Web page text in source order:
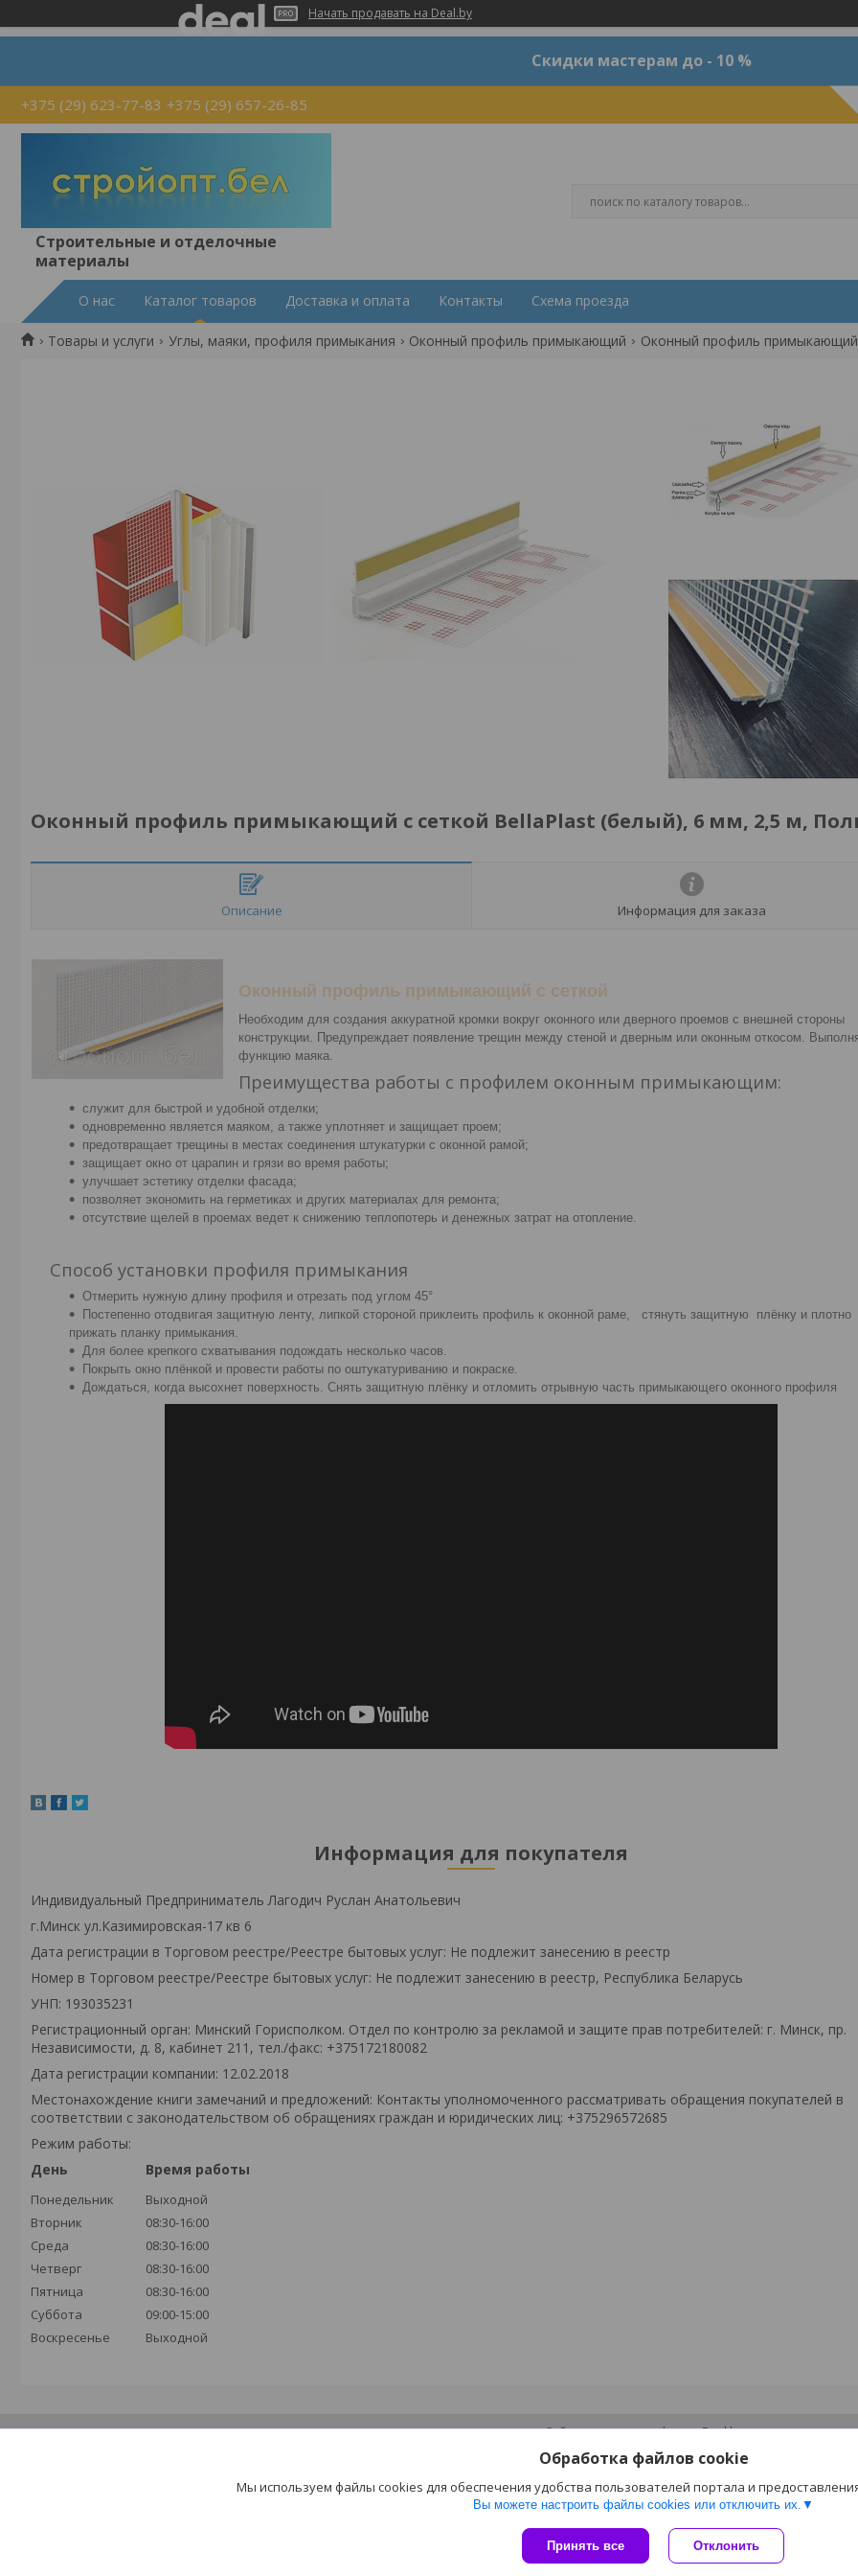
Начать продавать на Deal.by
Скидки мастерам до - 10 %
+375 (29) 623-77-83 +375 (29) 657-26-85
Строительные и отделочные
материалы
О нас Каталог товаров Доставка и оплата Контакты Схема проезда
Товары и услуги Углы, маяки, профиля примыкания Оконный профиль примыкающий Оконный профиль
Оконный профиль примыкающий с сеткой BellaPlast (белый), 6 мм, 2,5 м,
Описание Информация для заказа
Оконный профиль примыкающий с сеткой
Необходим для создания аккуратной кромки вокруг оконного или дверного проемов с внешней стороны
конструкции. Предупреждает появление трещин между стеной и дверным или оконным откосом.
функцию маяка.
Преимущества работы с профилем оконным примыкающим:
служит для быстрой и удобной отделки;
одновременно является маяком, а также уплотняет и защищает проем;
предотвращает трещины в местах соединения штукатурки с оконной рамой;
защищает окно от царапин и грязи во время работы;
улучшает эстетику отделки фасада;
позволяет экономить на герметиках и других материалах для ремонта;
отсутствие щелей в проемах ведет к снижению теплопотерь и денежных затрат на отопление.
Способ установки профиля примыкания
Отмерить нужную длину профиля и отрезать под углом 45°
Постепенно отодвигая защитную ленту, липкой стороной приклеить профиль к оконной раме, стянуть защитную плёнку и плотно
прижать планку примыкания.
Для более крепкого схватывания подождать несколько часов.
Покрыть окно плёнкой и провести работы по оштукатуриванию и покраске.
Дождаться, когда высохнет поверхность. Снять защитную плёнку и отломить отрывную часть примыкающего оконного профиля
Информация для покупателя
Индивидуальный Предприниматель Лагодич Руслан Анатольевич
г.Минск ул.Казимировская-17 кв 6
Дата регистрации в Торговом реестре/Реестре бытовых услуг: Не подлежит занесению в реестр
Номер в Торговом реестре/Реестре бытовых услуг: Не подлежит занесению в реестр, Республика Беларусь
УНП: 193035231
Регистрационный орган: Минский Горисполком. Отдел по контролю за рекламой и защите прав потребителей: г. Минск, пр.
Независимости, д. 8, кабинет 211, тел./факс: +375172180082
Дата регистрации компании: 12.02.2018
Местонахождение книги замечаний и предложений: Контакты уполномоченного рассматривать обращения покупателей в
соответствии с законодательством об обращениях граждан и юридических лиц: +375296572685
Режим работы:
День
Время работы
Понедельник
Выходной
Вторник
08:30-16:00
Среда
08:30-16:00
Четверг
08:30-16:00
Пятница
08:30-16:00
Суббота
09:00-15:00
Воскресенье
Выходной
Сайт создан на платформе Deal.by
Политика обработки файлов cookies
Обработка файлов cookie
Мы используем файлы cookies для обеспечения удобства пользователей портала и
Вы можете настроить файлы cookies или отключить их.
Принять все Отклонить
ИП Лагодич | Пожаловаться на контент
Select Language▼